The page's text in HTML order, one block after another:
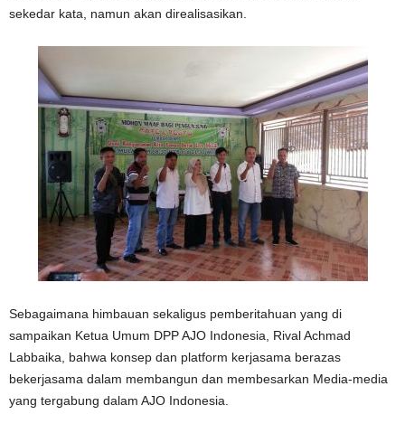
sekedar kata, namun akan direalisasikan.
Sebagaimana himbauan sekaligus pemberitahuan yang di
sampaikan Ketua Umum DPP AJO Indonesia, Rival Achmad
Labbaika, bahwa konsep dan platform kerjasama berazas
bekerjasama dalam membangun dan membesarkan Media-media
yang tergabung dalam AJO Indonesia.